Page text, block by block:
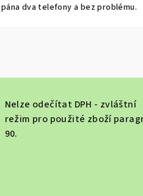
pána dva telefony a bez problému.
Nelze odečítat DPH - zvláštní
režim pro použité zboží
90.